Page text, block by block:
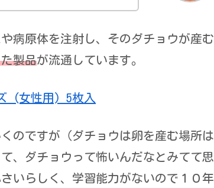
病原体を注射し、そのダチョウが産む
製品が流通しています。
(女性用) 5枚入
のですが（ダチョウは卵を産む場所は
、ダチョウって怖いんだなとみてて思
いらしく、学習能力がないので１０年